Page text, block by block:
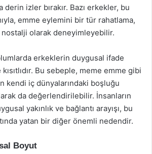
derin izler bırakır. Bazı erkekler, bu
emme eylemini bir tür rahatlama,
nostalji olarak deneyimleyebilir.
erkeklerin duygusal ifade
Bu sebeple, meme emme gibi
kendi iç dünyalarındaki boşluğu
da değerlendirilebilir. İnsanların
yakınlık ve bağlantı arayışı, bu
yatan bir diğer önemli nedendir.
Boyut